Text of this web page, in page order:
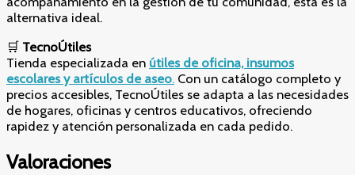
alternativa ideal.
🛒 TecnoÚtiles
Tienda especializada en útiles de oficina, insumos
escolares y artículos de aseo. Con un catálogo completo y
precios accesibles, TecnoÚtiles se adapta a las necesidades
de hogares, oficinas y centros educativos, ofreciendo
rapidez y atención personalizada en cada pedido.
Valoraciones